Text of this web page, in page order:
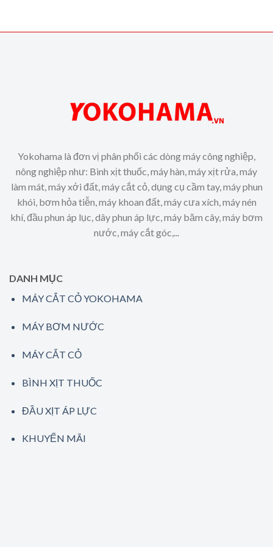
Yokohama là đơn vị phân phối các dòng máy công nghiệp,
nông nghiệp như: Bình xịt thuốc, máy hàn, máy xịt rửa, máy
làm mát, máy xới đất, máy cắt cỏ, dụng cụ cầm tay, máy phun
khói, bơm hỏa tiễn, máy khoan đất, máy cưa xích, máy nén
khí, đầu phun áp lục, dây phun áp lực, máy băm cây, máy bơm
nước, máy cắt góc,...
DANH MỤC
MÁY CẮT CỎ YOKOHAMA
MÁY BƠM NƯỚC
MÁY CẮT CỎ
BÌNH XỊT THUỐC
ĐẦU XỊT ÁP LỰC
KHUYẾN MÃI